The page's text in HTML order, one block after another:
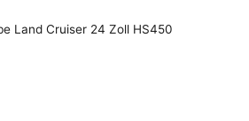
Land Cruiser 24 Zoll HS450